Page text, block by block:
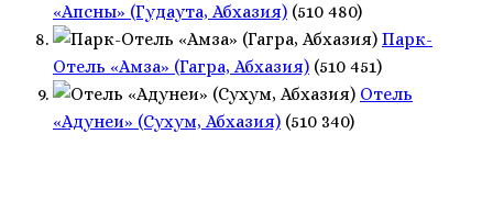
«Апсны» (Гудаута, Абхазия) (510 480)
Парк-
Отель «Амза» (Гагра, Абхазия) (510 451)
Отель
«Адунеи» (Сухум, Абхазия) (510 340)